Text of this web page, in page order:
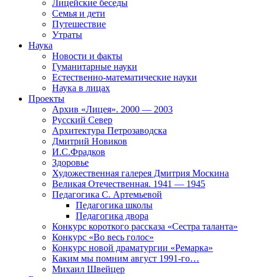
Лицейские беседы
Семья и дети
Путешествие
Утраты
Наука
Новости и факты
Гуманитарные науки
Естественно-математические науки
Наука в лицах
Проекты
Архив «Лицея». 2000 — 2003
Русский Север
Архитектура Петрозаводска
Дмитрий Новиков
И.С.Фрадков
Здоровье
Художественная галерея Дмитрия Москина
Великая Отечественная. 1941 — 1945
Педагогика С. Артемьевой
Педагогика школы
Педагогика двора
Конкурс короткого рассказа «Сестра таланта»
Конкурс «Во весь голос»
Конкурс новой драматургии «Ремарка»
Каким мы помним август 1991-го…
Михаил Швейцер